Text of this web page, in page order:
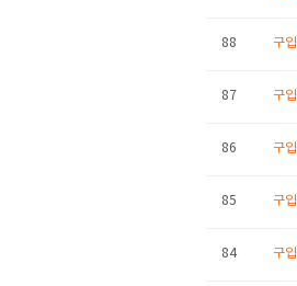
88 구입
87 구입
86 구입
85 구입
84 구입